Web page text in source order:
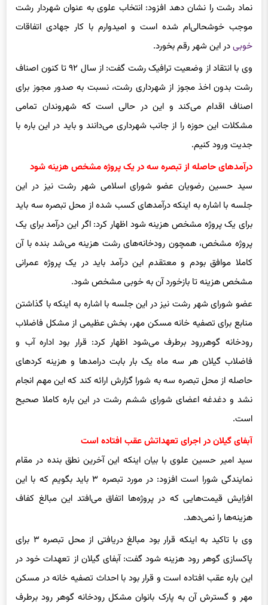
نماد رشت را نشان دهد افزود: انتخاب علوی به عنوان شهردار رشت
موجب خوشحالی‌ام شده است و امیدوارم با کار جهادی اتفاقات
خوبیدر این شهر رقم بخورد.
وی با انتقاد از وضعیت ترافیک رشت گفت: از سال ۹۲ تا کنون اصناف
رشت بدون اخذ مجوز از شهرداری رشت، نسبت به صدور مجوز برای
اصناف اقدام می‌کند و این در حالی است که شهروندان تمامی
مشکلات این حوزه را از جانب شهرداری می‌دانند و باید در این باره با
جدیت ورود کنیم.
درآمدهای حاصله از تبصره سه در یک پروژه مشخص هزینه شود
سید حسین رضویان عضو شورای اسلامی شهر رشت نیز در این
جلسه با اشاره به اینکه درآمدهای کسب شده از محل تبصره سه باید
برای یک پروژه مشخص هزینه شود اظهار کرد: اگر این درآمد برای یک
پروژه مشخص، همچون رودخانه‌های رشت هزینه می‌شد بنده با آن
کاملا موافق بودم و معتقدم این درآمد باید در یک پروژه عمرانی
مشخص هزینه تا بازخورد آن به خوبی مشخص شود.
عضو شورای شهر رشت نیز در این جلسه با اشاره به اینکه با گذاشتن
منابع برای تصفیه خانه مسکن مهر، بخش عظیمی از مشکل فاضلاب
رودخانه گوهررود برطرف می‌شود اظهار کرد: قرار بود اداره آب و
فاضلاب گیلان هر سه ماه یک بار بابت درامدها و هزینه کردهای
حاصله از محل تبصره سه به شورا گزارش ارائه کند که این مهم انجام
نشد و دغدغه اعضای شورای ششم رشت در این باره کاملا صحیح
است.
آبفای گیلان در اجرای تعهداتش عقب افتاده است
سید امیر حسین علوی با بیان اینکه این آخرین نطق بنده در مقام
نمایندگی شورا است افزود: در مورد تبصره ۳ باید بگویم که با این
افزایش قیمت‌هایی که در پروژه‌ها اتفاق می‌افتد این مبالغ کفاف
هزینه‌ها را نمی‌دهد.
وی با تاکید به اینکه قرار بود مبالغ دریافتی از محل تبصره ۳ برای
پاکسازی گوهر رود هزینه شود گفت: آبفای گیلان از تعهدات خود در
این باره عقب افتاده است و قرار بود با احداث تصفیه خانه در مسکن
مهر و گسترش آن به پارک بانوان مشکل رودخانه گوهر رود برطرف